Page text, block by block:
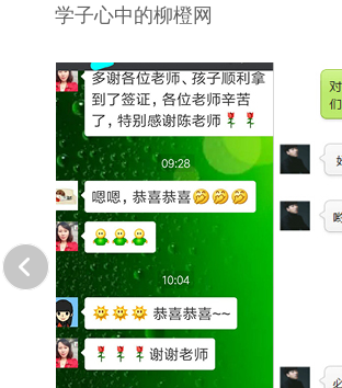
学子心中的柳橙网